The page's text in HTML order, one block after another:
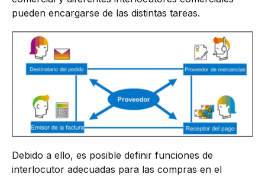
pueden encargarse de las distintas tareas.
Debido a ello, es posible definir funciones de
interlocutor adecuadas para las compras en el